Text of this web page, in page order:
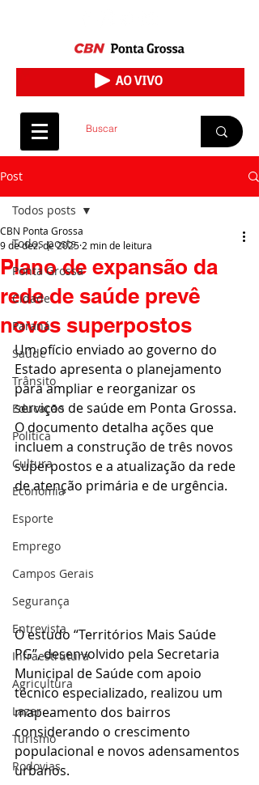
Post
Todos posts
Ponta Grossa
Cidade
Paraná
Saúde
Trânsito
Educação
Política
Cultura
Economia
Esporte
Emprego
Campos Gerais
Segurança
Entrevista
Infraestrutura
Agricultura
Lazer
Turismo
Rodovias
Todos posts
Plano de expansão da
rede de saúde prevê
novos superpostos
CBN Ponta Grossa
9 de dez. de 2025 2 min de leitura
Um ofício enviado ao governo do
Estado apresenta o planejamento
para ampliar e reorganizar os
serviços de saúde em Ponta Grossa.
O documento detalha ações que
incluem a construção de três novos
superpostos e a atualização da rede
de atenção primária e de urgência.
O estudo “Territórios Mais Saúde
PG”, desenvolvido pela Secretaria
Municipal de Saúde com apoio
técnico especializado, realizou um
mapeamento dos bairros
considerando o crescimento
populacional e novos adensamentos
urbanos.